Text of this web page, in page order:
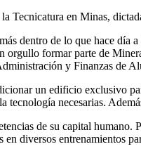
Tecnicatura en Minas,
dentro de lo que hace día
orgullo formar parte de
y Finanzas de
un edificio exclusivo
tecnología necesarias.
de su capital
diversos entrenamientos